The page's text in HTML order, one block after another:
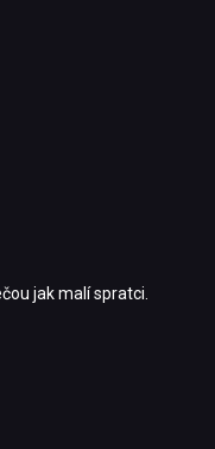
jak malí spratci.